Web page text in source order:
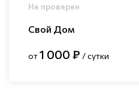
Не проверен
Свой Дом
от1 000 ₽ / сутки